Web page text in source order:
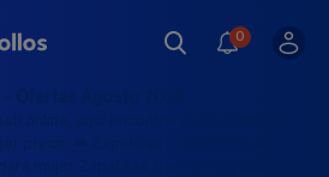
0
Ofertas Agosto 2026
online, aquí encontrarás los últimos
precio ➡️ Zapatillas CONVERSE ALL
mujer Zapatillas trail running Salomon